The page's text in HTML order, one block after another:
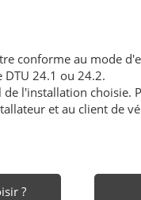
conforme au mode
24.1 ou 24.2.
l'installation choisie.
et au client de
?